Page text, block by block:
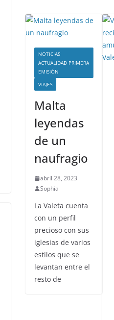
NOTICIAS
ACTUALIDAD PRIMERA
EMISIÓN
VIAJES
Malta
leyendas
de un
naufragio
abril 28, 2023
Sophia
La Valeta cuenta
con un perfil
precioso con sus
iglesias de varios
estilos que se
levantan entre el
resto de